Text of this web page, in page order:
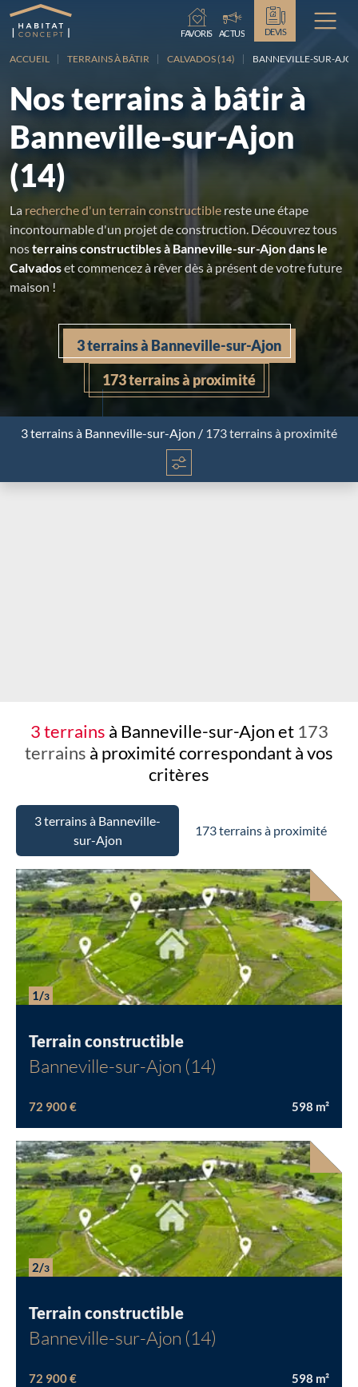
Chargement...
FAVORIS ACTUS DEVIS
ACCUEIL TERRAINS À BÂTIR CALVADOS (14) BANNEVILLE-SUR-
Nos terrains à bâtir à
Banneville-sur-Ajon
(14)
La recherche d'un terrain constructible reste une étape
incontournable d'un projet de construction. Découvrez tous
nosterrains constructibles à Banneville-sur-Ajon dans le
Calvadoset commencez à rêver dès à présent de votre future
maison !
3 terrains à Banneville-sur-Ajon
173 terrains à proximité
3 terrainsà Banneville-sur-Ajon / 173 terrains à proximité
3 terrains à Banneville-sur-Ajon et 173
terrains à proximitécorrespondant à vos
critères
Chargement...
3 terrains à Banneville-
sur-Ajon
173 terrains à proximité
1/3
Terrain constructible
Banneville-sur-Ajon (14)
72 900 € 598 m²
2/3
Terrain constructible
Banneville-sur-Ajon (14)
72 900 € 598 m²